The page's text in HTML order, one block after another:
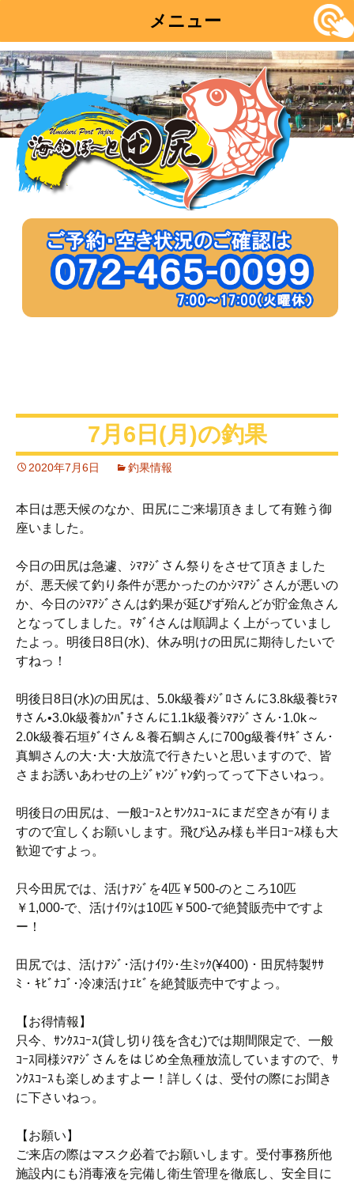
メニュー
コ
ン
テ
ン
ツ
7月6日(月)の釣果
2020年7月6日 釣果情報
本日は悪天候のなか、田尻にご来場頂きまして有難う御
座いました。
今日の田尻は急遽、ｼﾏｱｼﾞさん祭りをさせて頂きました
が、悪天候て釣り条件が悪かったのかｼﾏｱｼﾞさんが悪いの
か、今日のｼﾏｱｼﾞさんは釣果が延びず殆んどが貯金魚さん
となってしました。ﾏﾀﾞｲさんは順調よく上がっていまし
たよっ。明後日8日(水)、休み明けの田尻に期待したいで
すねっ！
明後日8日(水)の田尻は、5.0k級養ﾒｼﾞﾛさんに3.8k級養ﾋﾗﾏ
ｻさん•3.0k級養ｶﾝﾊﾟﾁさんに1.1k級養ｼﾏｱｼﾞさん･1.0k～
2.0k級養石垣ﾀﾞｲさん＆養石鯛さんに700g級養ｲｻｷﾞさん･
真鯛さんの大･大･大放流で行きたいと思いますので、皆
さまお誘いあわせの上ｼﾞｬﾝｼﾞｬﾝ釣ってって下さいねっ。
明後日の田尻は、一般ｺｰｽとｻﾝｸｽｺｰｽにまだ空きが有りま
すので宜しくお願いします。飛び込み様も半日ｺｰｽ様も大
歓迎ですよっ。
只今田尻では、活けｱｼﾞを4匹￥500-のところ10匹
￥1,000-で、活けｲﾜｼは10匹￥500-で絶賛販売中ですよ
ー！
田尻では、活けｱｼﾞ･活けｲﾜｼ･生ﾐｯｸ(¥400)・田尻特製ｻｻ
ﾐ・ｷﾋﾞﾅｺﾞ･冷凍活けｴﾋﾞを絶賛販売中ですよっ。
【お得情報】
只今、ｻﾝｸｽｺｰｽ(貸し切り筏を含む)では期間限定で、一般
ｺｰｽ同様ｼﾏｱｼﾞさんをはじめ全魚種放流していますので、ｻ
ﾝｸｽｺｰｽも楽しめますよー！詳しくは、受付の際にお聞き
に下さいねっ。
【お願い】
ご来店の際はマスク必着でお願いします。受付事務所他
施設内にも消毒液を完備し衛生管理を徹底し、安全目に